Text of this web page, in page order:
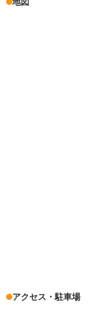
アクセス・駐車場